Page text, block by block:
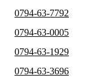
0794-63-7792
0794-63-0005
0794-63-1929
0794-63-3696